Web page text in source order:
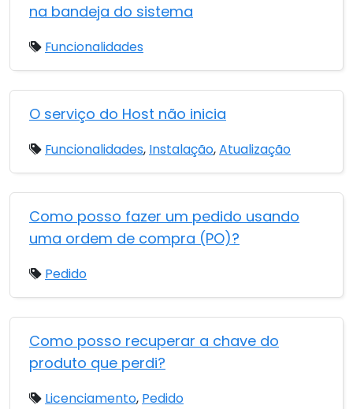
na bandeja do sistema
Funcionalidades
O serviço do Host não inicia
Funcionalidades, Instalação,Atualização
Como posso fazer um pedido usando
uma ordem de compra (PO)?
Pedido
Como posso recuperar a chave do
produto que perdi?
Licenciamento, Pedido